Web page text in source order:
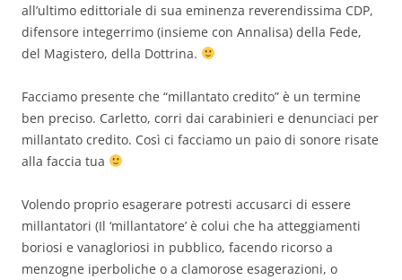
all’ultimo edittoriale di sua eminenza reverendissima CDP,
difensore integerrimo (insieme con Annalisa) della Fede,
del Magistero, della Dottrina.
Facciamo presente che “millantato credito” è un termine
ben preciso. Carletto, corri dai carabinieri e denunciaci per
millantato credito. Così ci facciamo un paio di sonore risate
alla faccia tua
Volendo proprio esagerare potresti accusarci di essere
millantatori (Il ‘millantatore’ è colui che ha atteggiamenti
boriosi e vanagloriosi in pubblico, facendo ricorso a
menzogne iperboliche o a clamorose esagerazioni, o